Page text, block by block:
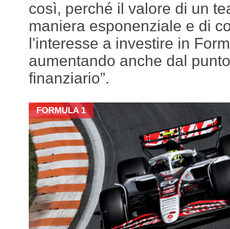
così, perché il valore di un
maniera esponenziale e di
l'interesse a investire in
aumentando anche dal
finanziario”.
FORMULA 1